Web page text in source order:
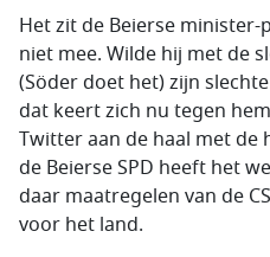
Het zit de Beierse
niet mee. Wilde hij met de
(Söder doet het) zijn
dat keert zich nu tegen
Twitter aan de haal met de
de Beierse SPD heeft het
daar maatregelen van de
voor het land.